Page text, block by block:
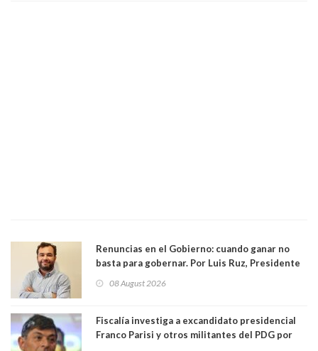
Renuncias en el Gobierno: cuando ganar no
basta para gobernar. Por Luis Ruz, Presidente
08 August 2026
Fiscalía investiga a excandidato presidencial
Franco Parisi y otros militantes del PDG por